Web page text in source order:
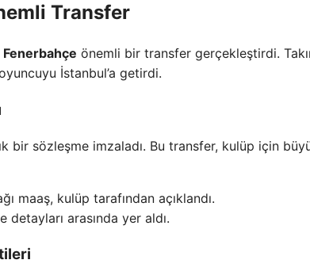
Transfer
Fenerbahçe önemli bir transfer gerçekleştirdi.
İstanbul’a getirdi.
bir sözleşme imzaladı. Bu transfer, kulüp için
maaş, kulüp tarafından açıklandı.
detayları arasında yer aldı.